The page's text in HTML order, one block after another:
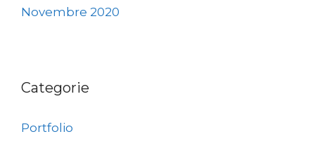
Novembre 2020
Categorie
Portfolio